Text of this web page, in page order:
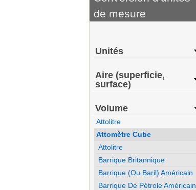
de mesure
Unités
Aire (superficie,
surface)
Volume
Attolitre
Attomètre Cube
Attolitre
Barrique Britannique
Barrique (ou Baril) Américain
Barrique De Pétrole Américain